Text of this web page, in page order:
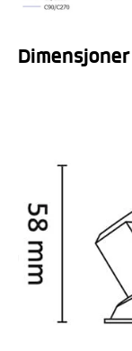
Dimensjoner